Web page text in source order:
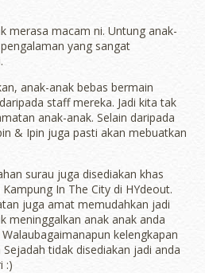
merasa macam ni. Untung anak-
yang sangat
anak-anak bebas bermain
staff mereka. Jadi kita tak
anak-anak. Selain daripada
& Ipin juga pasti akan mebuatkan
surau juga disediakan khas
In The City di HYdeout.
juga amat memudahkan jadi
meninggalkan anak anak anda
kelengkapan
tidak disediakan jadi anda
:)